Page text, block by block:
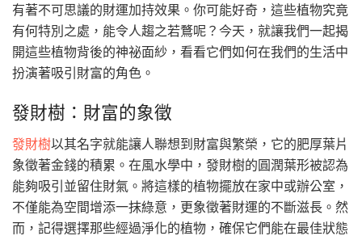
有著不可思議的財運加持效果。你可能好奇，這些植物究竟
有何特別之處，能令人趨之若鶩呢？今天，就讓我們一起揭
開這些植物背後的神祕面紗，看看它們如何在我們的生活中
扮演著吸引財富的角色。
發財樹：財富的象徵
發財樹以其名字就能讓人聯想到財富與繁榮，它的肥厚葉片
象徵著金錢的積累。在風水學中，發財樹的圓潤葉形被認為
能夠吸引並留住財氣。將這樣的植物擺放在家中或辦公室，
不僅能為空間增添一抹綠意，更象徵著財運的不斷滋長。然
而，記得選擇那些經過淨化的植物，確保它們能在最佳狀態